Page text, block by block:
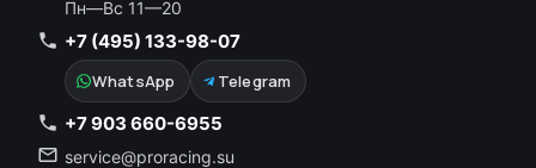
Пн—Вс 11—20
+7 (495) 133-98-07
WhatsApp Telegram
+7 903 660-6955
service@proracing.su